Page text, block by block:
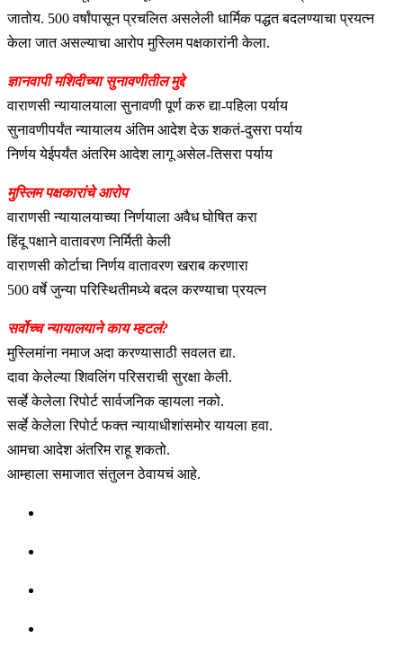
जातोय. 500 वर्षांपासून प्रचलित असलेली धार्मिक पद्धत बदलण्याचा प्रयत्न
केला जात असल्याचा आरोप मुस्लिम पक्षकारांनी केला.
ज्ञानवापी मशिदीच्या सुनावणीतील मुद्दे
वाराणसी न्यायालयाला सुनावणी पूर्ण करु द्या-पहिला पर्याय
सुनावणीपर्यंत न्यायालय अंतिम आदेश देऊ शकतं-दुसरा पर्याय
निर्णय येईपर्यंत अंतरिम आदेश लागू असेल-तिसरा पर्याय
मुस्लिम पक्षकारांचे आरोप
वाराणसी न्यायालयाच्या निर्णयाला अवैध घोषित करा
हिंदू पक्षाने वातावरण निर्मिती केली
वाराणसी कोर्टाचा निर्णय वातावरण खराब करणारा
500 वर्षे जुन्या परिस्थितीमध्ये बदल करण्याचा प्रयत्न
सर्वोच्च न्यायालयाने काय म्हटलं?
मुस्लिमांना नमाज अदा करण्यासाठी सवलत द्या.
दावा केलेल्या शिवलिंग परिसराची सुरक्षा केली.
सर्व्हे केलेला रिपोर्ट सार्वजनिक व्हायला नको.
सर्व्हे केलेला रिपोर्ट फक्त न्यायाधीशांसमोर यायला हवा.
आमचा आदेश अंतरिम राहू शकतो.
आम्हाला समाजात संतुलन ठेवायचं आहे.